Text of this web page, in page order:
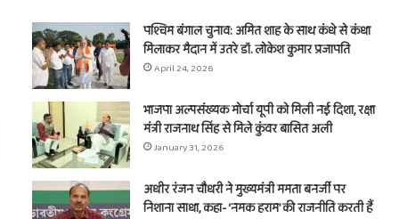
पश्चिम बंगाल चुनाव: अमित शाह के साथ कंधे से कंधा
मिलाकर मैदान में उतरे डॉ. लोकेश कुमार प्रजापति
April 24, 2026
भाजपा अल्पसंख्यक मोर्चा यूपी को मिली नई दिशा, रक्षा
मंत्री राजनाथ सिंह से मिले कुंवर बासित अली
January 31, 2026
अधीर रंजन चौधरी ने मुख्यमंत्री ममता बनर्जी पर
निशाना साधा, कहा- ‘नमक हराम’ की राजनीति करती हैं